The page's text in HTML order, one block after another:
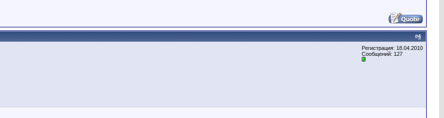
#4
Регистрация: 18.04.2010
Сообщений: 127